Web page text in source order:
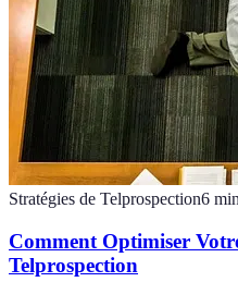
Stratégies de Telprospection6
Comment Optimiser
Telprospection